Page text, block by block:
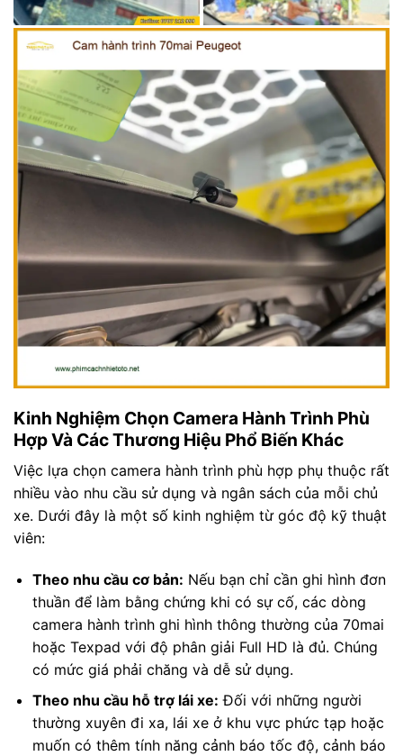
Kinh Nghiệm Chọn Camera Hành Trình Phù
Hợp Và Các Thương Hiệu Phổ Biến Khác
Việc lựa chọn camera hành trình phù hợp phụ thuộc rất
nhiều vào nhu cầu sử dụng và ngân sách của mỗi chủ
xe. Dưới đây là một số kinh nghiệm từ góc độ kỹ thuật
viên:
Theo nhu cầu cơ bản: Nếu bạn chỉ cần ghi hình đơn
thuần để làm bằng chứng khi có sự cố, các dòng
camera hành trình ghi hình thông thường của 70mai
hoặc Texpad với độ phân giải Full HD là đủ. Chúng
có mức giá phải chăng và dễ sử dụng.
Theo nhu cầu hỗ trợ lái xe: Đối với những người
thường xuyên đi xa, lái xe ở khu vực phức tạp hoặc
muốn có thêm tính năng cảnh báo tốc độ, cảnh báo